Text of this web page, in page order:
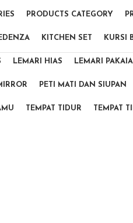
PRODUCTS CATEGORY
KITCHEN SET KURSI
LEMARI HIAS LEMARI
PETI MATI DAN SIUPAN
TEMPAT TIDUR TEMPAT